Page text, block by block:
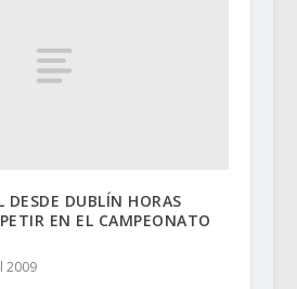
DESDE DUBLÍN HORAS
EN EL CAMPEONATO
2009